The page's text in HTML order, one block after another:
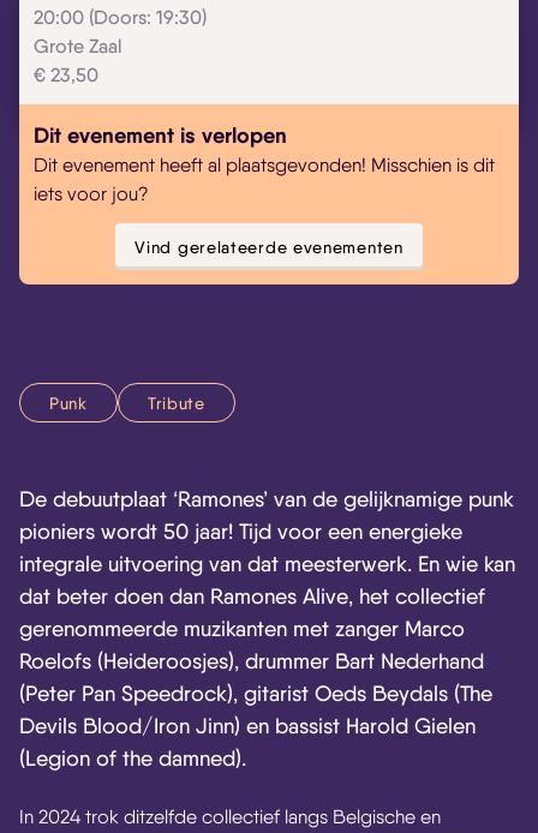
20:00 (Doors: 19:30)
Grote Zaal
€ 23,50
Dit evenement is verlopen
Dit evenement heeft al plaatsgevonden! Misschien is dit
iets voor jou?
Vind gerelateerde evenementen
Punk Tribute
De debuutplaat ‘Ramones’ van de gelijknamige punk
pioniers wordt 50 jaar! Tijd voor een energieke
integrale uitvoering van dat meesterwerk. En wie kan
dat beter doen dan Ramones Alive, het collectief
gerenommeerde muzikanten met zanger Marco
Roelofs (Heideroosjes), drummer Bart Nederhand
(Peter Pan Speedrock), gitarist Oeds Beydals (The
Devils Blood/Iron Jinn) en bassist Harold Gielen
(Legion of the damned).
In 2024 trok ditzelfde collectief langs Belgische en